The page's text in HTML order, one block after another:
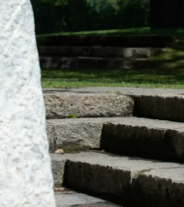
Arrosaren IX. Topaketak –
Mila esker guztioi!
2021/11/11
Segura irratian Arrosaren 20
urteez
2021/07/22